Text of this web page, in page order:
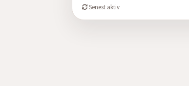
Senest aktiv